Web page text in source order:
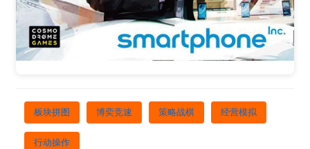
板块拼图 博奕竞速 策略战棋 经营模拟
行动操作